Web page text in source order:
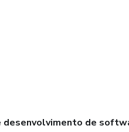
desenvolvimento de